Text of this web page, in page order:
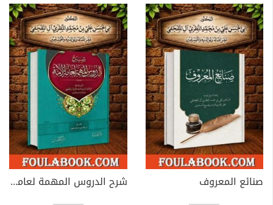
صنائع المعروف شرح الدروس المهمة لعامة الأمة